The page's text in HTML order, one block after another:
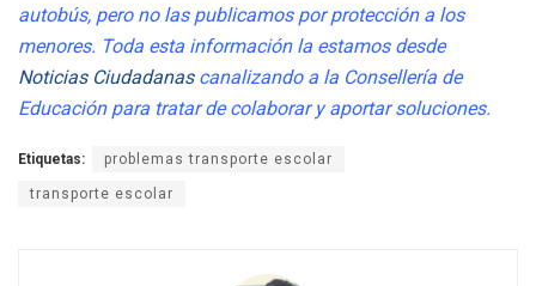
autobús, pero no las publicamos por protección a los
menores. Toda esta información la estamos desde
Noticias Ciudadanascanalizando a la Consellería de
Educación para tratar de colaborar y aportar soluciones.
Etiquetas: problemas transporte escolar
transporte escolar